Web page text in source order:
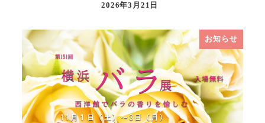
2026年3月21日
お知らせ